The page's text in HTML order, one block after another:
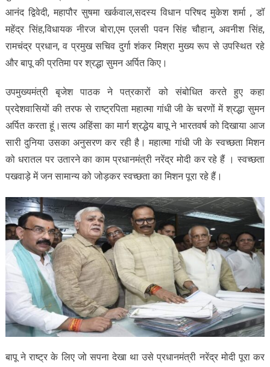
आनंद द्विवेदी, महापौर सुषमा खर्कवाल,सदस्य विधान परिषद मुकेश शर्मा , डॉ
महेंद्र सिंह,विधायक नीरज बोरा,एम एलसी पवन सिंह चौहान, अवनीश सिंह,
रामचंद्र प्रधान, व प्रमुख सचिव दुर्गा शंकर मिश्रा मुख्य रूप से उपस्थित रहे
और बापू की प्रतिमा पर श्रद्धा सुमन अर्पित किए।
उपमुख्यमंत्री बृजेश पाठक ने पत्रकारों को संबोधित करते हुए कहा
प्रदेशवासियों की तरफ से राष्ट्रपिता महात्मा गांधी जी के चरणों में श्रद्धा सुमन
अर्पित करता हूं।सत्य अहिंसा का मार्ग श्रद्धेय बापू ने भारतवर्ष को दिखाया आज
सारी दुनिया उसका अनुसरण कर रही है। महात्मा गांधी जी के स्वच्छता मिशन
को धरातल पर उतारने का काम प्रधानमंत्री नरेंद्र मोदी कर रहे हैं । स्वच्छता
पखवाड़े में जन सामान्य को जोड़कर स्वच्छता का मिशन पूरा रहे हैं।
बापू ने राष्ट्र के लिए जो सपना देखा था उसे प्रधानमंत्री नरेंद्र मोदी पूरा कर